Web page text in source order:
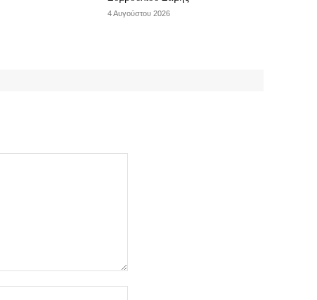
4 Αυγούστου 2026